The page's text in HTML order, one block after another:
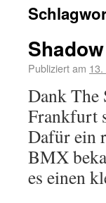
Publiziert am
Dank The
Frankfurt
Dafür ein
BMX
es einen